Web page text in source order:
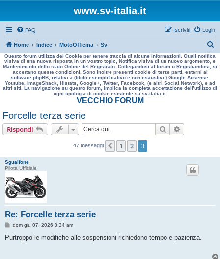
www.sv-italia.it
FAQ Login
Iscriviti
Home Indice MotoOfficina Sv
e
r
a
Questo forum utilizza dei Cookie per tenere traccia di alcune informazioni. Quali notifica
visiva di una nuova risposta in un vostro topic, Notifica visiva di un nuovo argomento, e
Mantenimento dello stato Online del Registrato. Collegandosi al forum o Registrandosi, si
accettano queste condizioni. Sono inoltre presenti cookie di terze parti, esterni al
software phpBB, relativi a (titolo esemplificativo e non esaustivo) Google Adsense,
Youtube, ImageShack, Histats, Google+, Twitter, Facebook, (e altri Social Network), e ad
altri siti. La navigazione su questo forum, implica la completa accettazione dell’utilizzo di
ogni tipologia di cookie esistente su sv-italia.it.
VECCHIO FORUM
Forcelle terza serie
Rispondi Cerca
47 messaggi Precedente
1 2 3
Sgualfone
Pilota Ufficiale
Re: Forcelle terza serie
M
s
dom giu 07, 2026 8:34 am
Purtroppo le modifiche alle sospensioni richiedono tempo e pazienza.